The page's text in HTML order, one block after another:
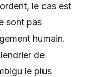
le cas est
sont pas
humain.
de
le plus